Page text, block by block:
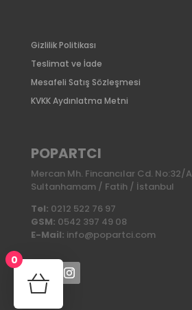
Gizlilik Politikası
Teslimat ve İade
Mesafeli Satış Sözleşmesi
KVKK Aydınlatma Metni
POPARTCI
Mercan Mh. Fincancılar Cd. No:32/A
Sultanhamam / Fatih / İstanbul
Tel: 0212 522 76 97
GSM: 0542 397 49 08
E-Mail: info@popartci.com
0